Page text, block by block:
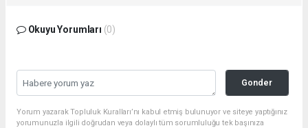
Okuyu Yorumları (0)
Gonder
Yorum yazarak Topluluk Kuralları’nı kabul etmiş bulunuyor ve siteye yaptığınız
yorumunuzla ilgili doğrudan veya dolaylı tüm sorumluluğu tek başınıza